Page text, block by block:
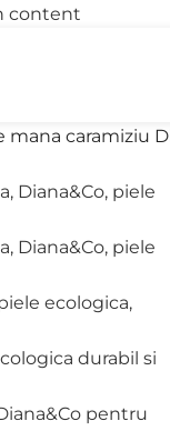
content
mana caramiziu